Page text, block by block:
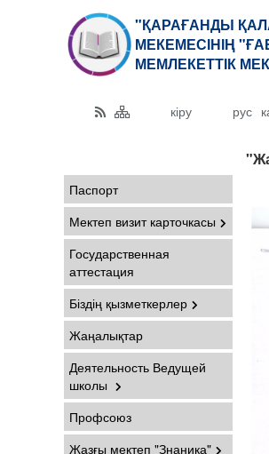
"ҚАРАҒАНДЫ
МЕКЕМЕСІНІҢ
МЕМЛЕКЕТТІК
кіру рус
Паспорт
Мектеп визит карточкасы
Государственная
аттестация
Біздің қызметкерлер
Жаңалықтар
Деятельность Ведущей
школы
Профсоюз
Жазғы мектеп "Знаника"